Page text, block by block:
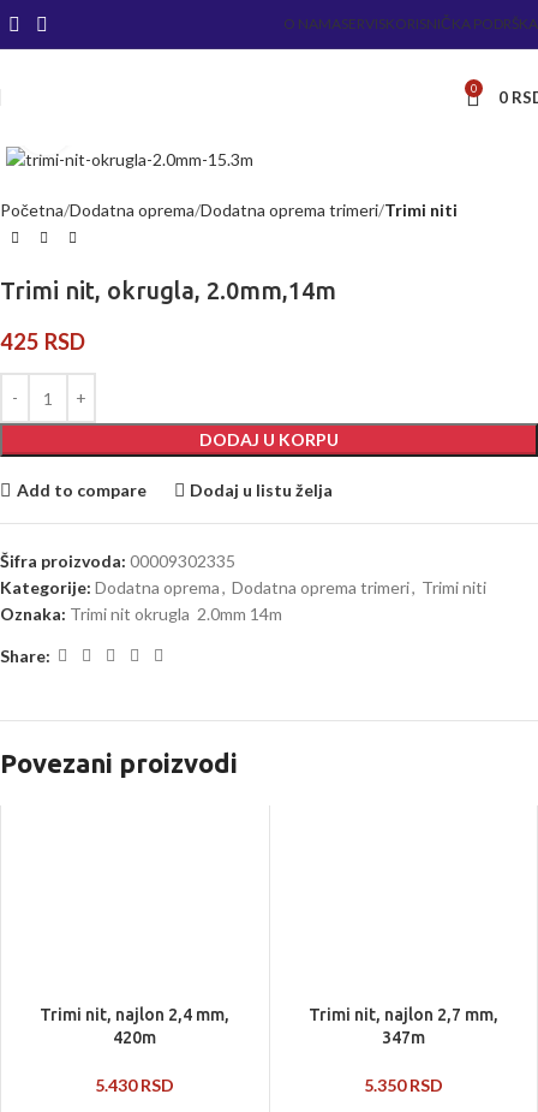
O NAMASERVISKORISNIČKA PODRŠKA
0 0
Početna Dodatna oprema Dodatna oprema trimeri Trimi niti
Trimi nit, okrugla, 2.0mm,14m
425 RSD
DODAJ U KORPU
Add to compare Dodaj u listu želja
Šifra proizvoda: 00009302335
Kategorije: Dodatna oprema, Dodatna oprema trimeri, Trimi niti
Oznaka: Trimi nit okrugla 2.0mm 14m
Share:
Povezani proizvodi
Trimi nit, najlon 2,4 mm,
420m
5.430RSD
Trimi nit, najlon 2,7 mm,
347m
5.350RSD